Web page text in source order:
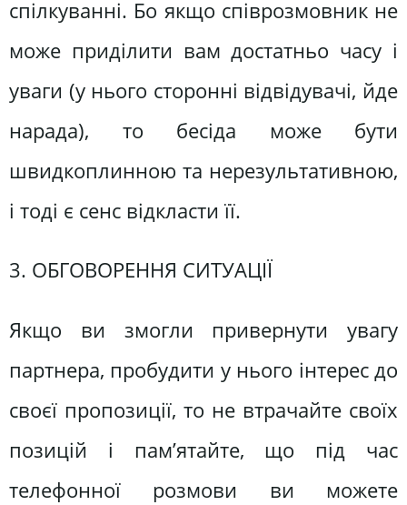
спілкуванні. Бо якщо співрозмовник не
може приділити вам достатньо часу і
уваги (у нього сторонні відвідувачі, йде
нарада), то бесіда може бути
швидкоплинною та нерезультативною,
і тоді є сенс відкласти її.
3. ОБГОВОРЕННЯ СИТУАЦІЇ
Якщо ви змогли привернути увагу
партнера, пробудити у нього інтерес до
своєї пропозиції, то не втрачайте своїх
позицій і пам’ятайте, що під час
телефонної розмови ви можете